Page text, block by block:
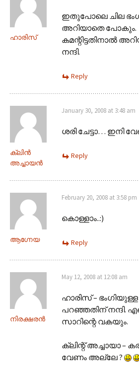
ഹാരിസ്
ഇതുപോലെ ചില
അറിയാതെ പോകും.
കമന്റിട്ടതിനാല്‍
നന്ദി.
Reply
ക്ലിന്‍
അച്ചായന്‍
January 30, 2008 at 3:48 am
ശരി ചേട്ടാ… ഇനി
Reply
ആഗ്നേയ
February 20, 2008 at 3:58 pm
കൊള്ളാം..:)
Reply
നിരക്ഷരന്‍
May 12, 2008 at 12:08 am
ഹാരിസ് –
പറഞ്ഞതിന് നന്ദി.
സാറിന്റെ വകയും.
ക്ലിന്റ് അച്ചായാ –
വേണം അല്ലേ ?